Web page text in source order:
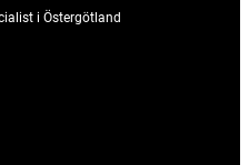
i Östergötland